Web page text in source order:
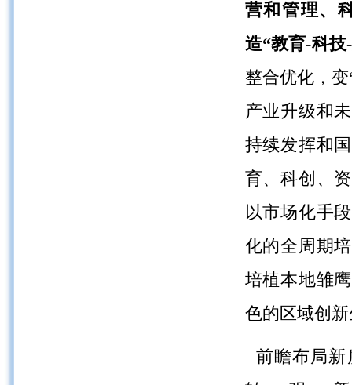
营和管理、
造“教育-科
整合优化，变
产业升级和
持续发挥和
育、科创、
以市场化手
化的全周期
培植本地雏
色的区域创
前瞻布局